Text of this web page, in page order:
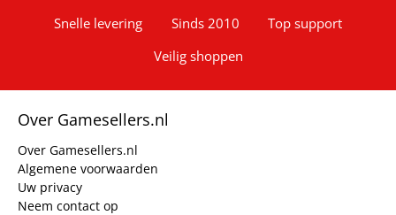
Snelle levering Sinds 2010
Top support
Veilig shoppen
Over Gamesellers.nl
Over Gamesellers.nl
Algemene voorwaarden
Uw privacy
Neem contact op